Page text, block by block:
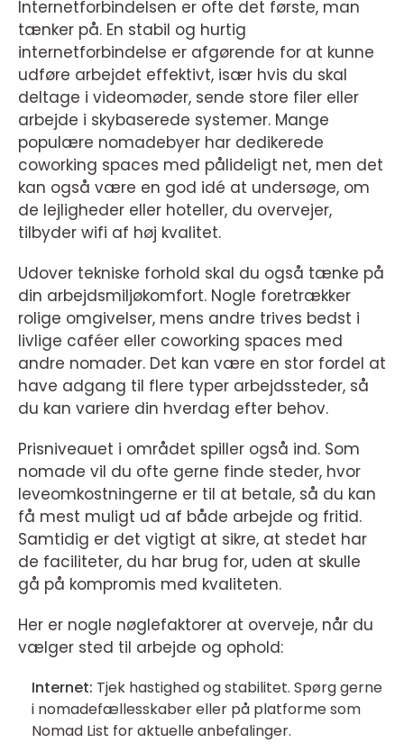
Internetforbindelsen er ofte det første, man
tænker på. En stabil og hurtig
internetforbindelse er afgørende for at kunne
udføre arbejdet effektivt, især hvis du skal
deltage i videomøder, sende store filer eller
arbejde i skybaserede systemer. Mange
populære nomadebyer har dedikerede
coworking spaces med pålideligt net, men det
kan også være en god idé at undersøge, om
de lejligheder eller hoteller, du overvejer,
tilbyder wifi af høj kvalitet.
Udover tekniske forhold skal du også tænke på
din arbejdsmiljøkomfort. Nogle foretrækker
rolige omgivelser, mens andre trives bedst i
livlige caféer eller coworking spaces med
andre nomader. Det kan være en stor fordel at
have adgang til flere typer arbejdssteder, så
du kan variere din hverdag efter behov.
Prisniveauet i området spiller også ind. Som
nomade vil du ofte gerne finde steder, hvor
leveomkostningerne er til at betale, så du kan
få mest muligt ud af både arbejde og fritid.
Samtidig er det vigtigt at sikre, at stedet har
de faciliteter, du har brug for, uden at skulle
gå på kompromis med kvaliteten.
Her er nogle nøglefaktorer at overveje, når du
vælger sted til arbejde og ophold:
Internet: Tjek hastighed og stabilitet. Spørg gerne
i nomadefællesskaber eller på platforme som
Nomad List for aktuelle anbefalinger.